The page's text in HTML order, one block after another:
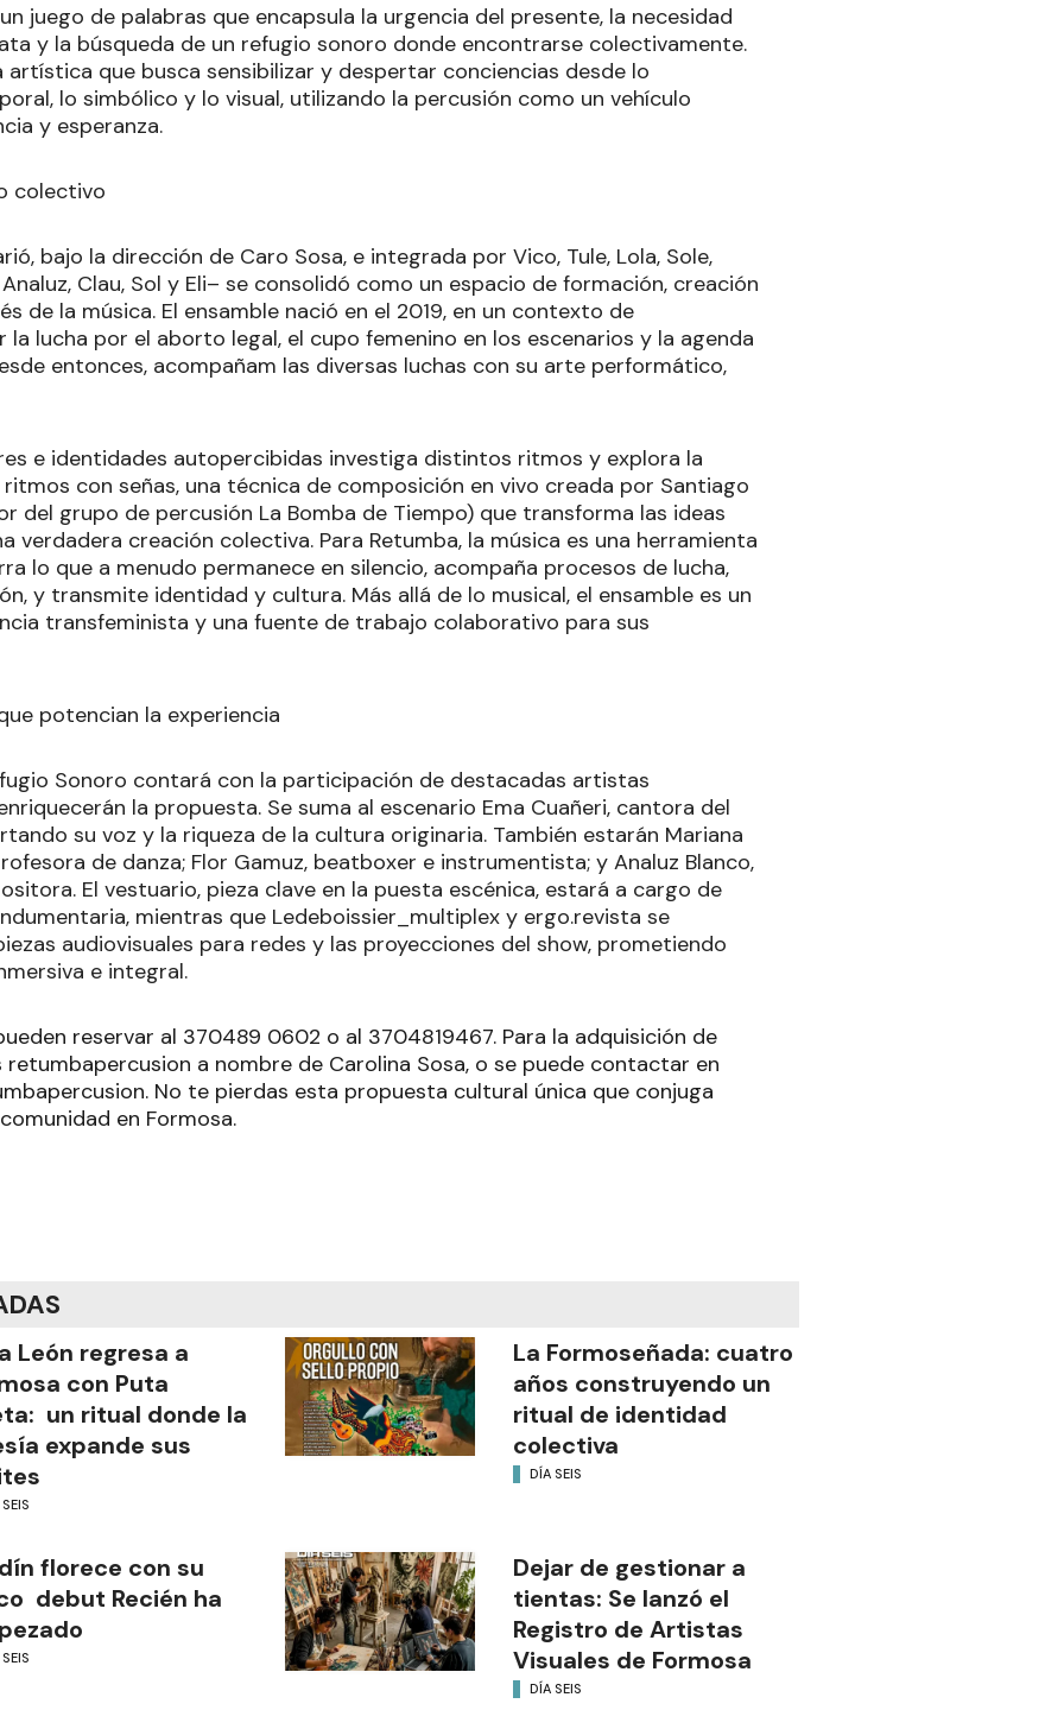
un juego de palabras que encapsula la urgencia del presente, la necesidad
y la búsqueda de un refugio sonoro donde encontrarse colectivamente.
artística que busca sensibilizar y despertar conciencias desde lo
lo simbólico y lo visual, utilizando la percusión como un vehículo
y esperanza.
colectivo
bajo la dirección de Caro Sosa, e integrada por Vico, Tule, Lola, Sole,
Analuz, Clau, Sol y Eli– se consolidó como un espacio de formación, creación
de la música. El ensamble nació en el 2019, en un contexto de
la lucha por el aborto legal, el cupo femenino en los escenarios y la agenda
entonces, acompañam las diversas luchas con su arte performático,
e identidades autopercibidas investiga distintos ritmos y explora la
con señas, una técnica de composición en vivo creada por Santiago
del grupo de percusión La Bomba de Tiempo) que transforma las ideas
verdadera creación colectiva. Para Retumba, la música es una herramienta
lo que a menudo permanece en silencio, acompaña procesos de lucha,
y transmite identidad y cultura. Más allá de lo musical, el ensamble es un
transfeminista y una fuente de trabajo colaborativo para sus
potencian la experiencia
Sonoro contará con la participación de destacadas artistas
la propuesta. Se suma al escenario Ema Cuañeri, cantora del
su voz y la riqueza de la cultura originaria. También estarán Mariana
de danza; Flor Gamuz, beatboxer e instrumentista; y Analuz Blanco,
El vestuario, pieza clave en la puesta escénica, estará a cargo de
mientras que Ledeboissier_multiplex y ergo.revista se
audiovisuales para redes y las proyecciones del show, prometiendo
e integral.
reservar al 370489 0602 o al 3704819467. Para la adquisición de
retumbapercusion a nombre de Carolina Sosa, o se puede contactar en
No te pierdas esta propuesta cultural única que conjuga
en Formosa.
León regresa a
con Puta
un ritual donde la
expande sus
La Formoseñada: cuatro
años construyendo un
ritual de identidad
colectiva
DÍA SEIS
florece con su
debut Recién ha
Dejar de gestionar a
tientas: Se lanzó el
Registro de Artistas
Visuales de Formosa
DÍA SEIS